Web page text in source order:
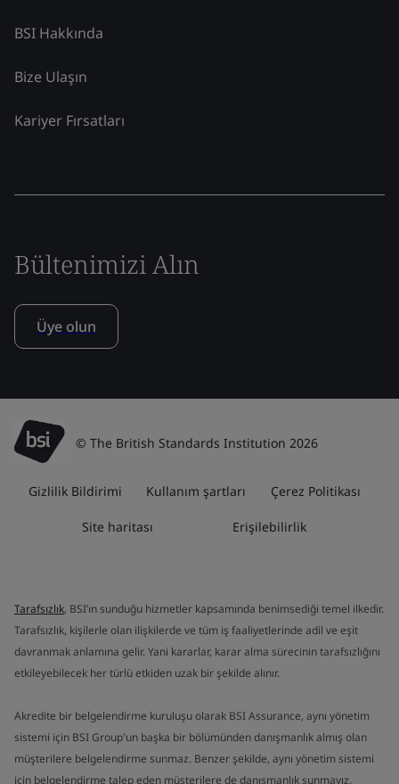
BSI Hakkında
Bize Ulaşın
Kariyer Fırsatları
Bültenimizi Alın
Üye olun
© The British Standards Institution 2026
Gizlilik Bildirimi Kullanım şartları Çerez Politikası
Site haritası Erişilebilirlik
Tarafsızlık, BSI’ın sunduğu hizmetler kapsamında benimsediği temel ilkedir.
Tarafsızlık, kişilerle olan ilişkilerde ve tüm iş faaliyetlerinde adil ve eşit
davranmak anlamına gelir. Yani kararlar, karar alma sürecinin tarafsızlığını
etkileyebilecek her türlü etkiden uzak bir şekilde alınır.
Akredite bir belgelendirme kuruluşu olarak BSI Assurance, aynı yönetim
sistemi için BSI Group'un başka bir bölümünden danışmanlık almış olan
müşterilere belgelendirme sunmaz. Benzer şekilde, aynı yönetim sistemi
için belgelendirme talep eden müşterilere de danışmanlık sunmayız.